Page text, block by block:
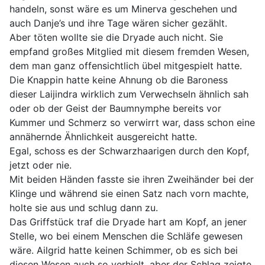
handeln, sonst wäre es um Minerva geschehen und
auch Danje’s und ihre Tage wären sicher gezählt.
Aber töten wollte sie die Dryade auch nicht. Sie
empfand großes Mitglied mit diesem fremden Wesen,
dem man ganz offensichtlich übel mitgespielt hatte.
Die Knappin hatte keine Ahnung ob die Baroness
dieser Laijindra wirklich zum Verwechseln ähnlich sah
oder ob der Geist der Baumnymphe bereits vor
Kummer und Schmerz so verwirrt war, dass schon eine
annähernde Ähnlichkeit ausgereicht hatte.
Egal, schoss es der Schwarzhaarigen durch den Kopf,
jetzt oder nie.
Mit beiden Händen fasste sie ihren Zweihänder bei der
Klinge und während sie einen Satz nach vorn machte,
holte sie aus und schlug dann zu.
Das Griffstück traf die Dryade hart am Kopf, an jener
Stelle, wo bei einem Menschen die Schläfe gewesen
wäre. Ailgrid hatte keinen Schimmer, ob es sich bei